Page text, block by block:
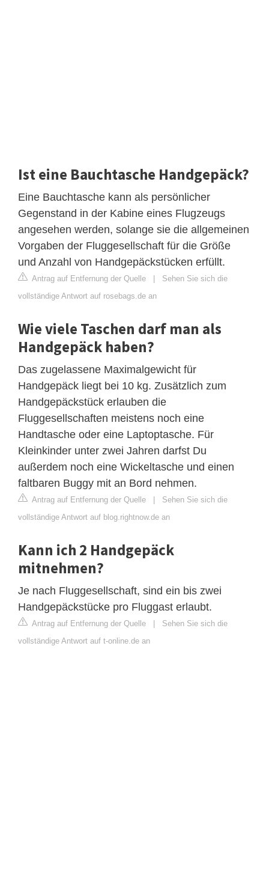
Ist eine Bauchtasche Handgepäck?
Eine Bauchtasche kann als persönlicher
Gegenstand in der Kabine eines Flugzeugs
angesehen werden, solange sie die allgemeinen
Vorgaben der Fluggesellschaft für die Größe
und Anzahl von Handgepäckstücken erfüllt.
Antrag auf Entfernung der Quelle | Sehen Sie sich die
vollständige Antwort auf rosebags.de an
Wie viele Taschen darf man als
Handgepäck haben?
Das zugelassene Maximalgewicht für
Handgepäck liegt bei 10 kg. Zusätzlich zum
Handgepäckstück erlauben die
Fluggesellschaften meistens noch eine
Handtasche oder eine Laptoptasche. Für
Kleinkinder unter zwei Jahren darfst Du
außerdem noch eine Wickeltasche und einen
faltbaren Buggy mit an Bord nehmen.
Antrag auf Entfernung der Quelle | Sehen Sie sich die
vollständige Antwort auf blog.rightnow.de an
Kann ich 2 Handgepäck
mitnehmen?
Je nach Fluggesellschaft, sind ein bis zwei
Handgepäckstücke pro Fluggast erlaubt.
Antrag auf Entfernung der Quelle | Sehen Sie sich die
vollständige Antwort auf t-online.de an